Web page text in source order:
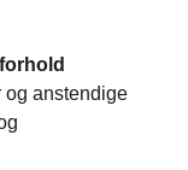
og anstendige